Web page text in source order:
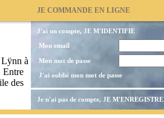
à
Entre
des
JE COMMANDE EN LIGNE
J'ai un compte, JE M'IDENTIFIE
Mon email
Mon mot de passe
J'ai oublié mon mot de passe
Je n'ai pas de compte, JE M'ENREGISTRE